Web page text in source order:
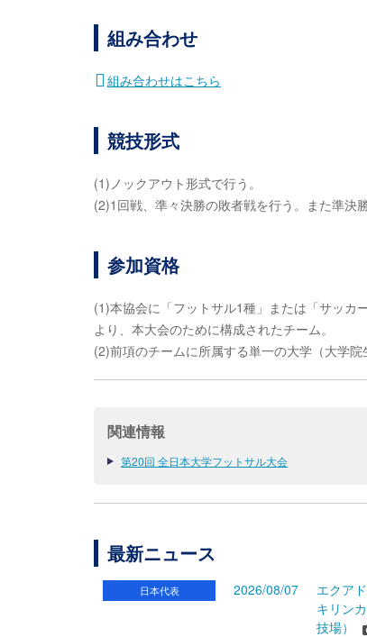
組み合わせ
組み合わせはこちら
競技形式
(1)ノックアウト形式で行う。
(2)1回戦、準々決勝の敗者戦を行う。また準決
参加資格
(1)本協会に「フットサル1種」または「サッカ
より、本大会のために構成されたチーム。
(2)前項のチームに所属する単一の大学（大学
関連情報
第20回 全日本大学フットサル大会
最新ニュース
日本代表 2026/08/07
エクア
キリン
技場）